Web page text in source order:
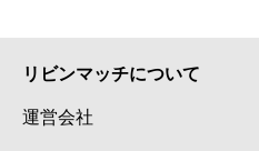
リビンマッチについて
運営会社